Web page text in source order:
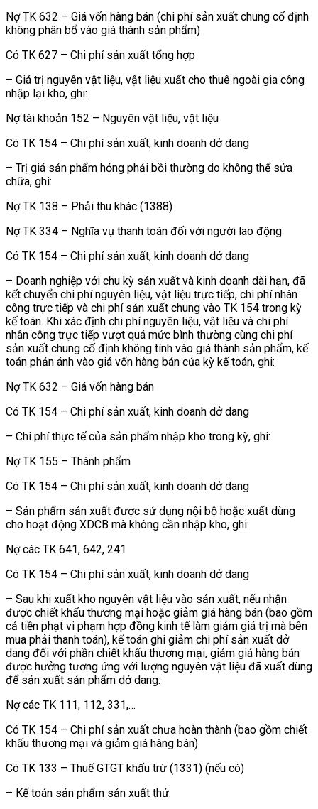
Nợ TK 632 – Giá vốn hàng bán (chi phí sản xuất chung cố định
không phân bổ vào giá thành sản phẩm)
Có TK 627 – Chi phí sản xuất tổng hợp
– Giá trị nguyên vật liệu, vật liệu xuất cho thuê ngoài gia công
nhập lại kho, ghi:
Nợ tài khoản 152 – Nguyên vật liệu, vật liệu
Có TK 154 – Chi phí sản xuất, kinh doanh dở dang
– Trị giá sản phẩm hỏng phải bồi thường do không thể sửa
chữa, ghi:
Nợ TK 138 – Phải thu khác (1388)
Nợ TK 334 – Nghĩa vụ thanh toán đối với người lao động
Có TK 154 – Chi phí sản xuất, kinh doanh dở dang
– Doanh nghiệp với chu kỳ sản xuất và kinh doanh dài hạn, đã
kết chuyển chi phí nguyên liệu, vật liệu trực tiếp, chi phí nhân
công trực tiếp và chi phí sản xuất chung vào TK 154 trong kỳ
kế toán. Khi xác định chi phí nguyên liệu, vật liệu và chi phí
nhân công trực tiếp vượt quá mức bình thường cùng chi phí
sản xuất chung cố định không tính vào giá thành sản phẩm, kế
toán phản ánh vào giá vốn hàng bán của kỳ kế toán, ghi:
Nợ TK 632 – Giá vốn hàng bán
Có TK 154 – Chi phí sản xuất, kinh doanh dở dang
– Chi phí thực tế của sản phẩm nhập kho trong kỳ, ghi:
Nợ TK 155 – Thành phẩm
Có TK 154 – Chi phí sản xuất, kinh doanh dở dang
– Sản phẩm sản xuất được sử dụng nội bộ hoặc xuất dùng
cho hoạt động XDCB mà không cần nhập kho, ghi:
Nợ các TK 641, 642, 241
Có TK 154 – Chi phí sản xuất, kinh doanh dở dang
– Sau khi xuất kho nguyên vật liệu vào sản xuất, nếu nhận
được chiết khấu thương mại hoặc giảm giá hàng bán (bao gồm
cả tiền phạt vi phạm hợp đồng kinh tế làm giảm giá trị mà bên
mua phải thanh toán), kế toán ghi giảm chi phí sản xuất dở
dang đối với phần chiết khấu thương mại, giảm giá hàng bán
được hưởng tương ứng với lượng nguyên vật liệu đã xuất dùng
để sản xuất sản phẩm dở dang:
Nợ các TK 111, 112, 331,…
Có TK 154 – Chi phí sản xuất chưa hoàn thành (bao gồm chiết
khấu thương mại và giảm giá hàng bán)
Có TK 133 – Thuế GTGT khấu trừ (1331) (nếu có)
– Kế toán sản phẩm sản xuất thử: